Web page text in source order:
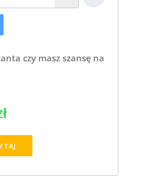
czy masz szansę na